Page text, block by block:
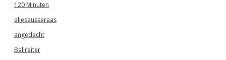
120 Minuten
allesausseraas
angedacht
Ballreiter